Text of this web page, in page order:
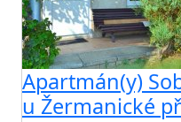
Apartmán(y)
u Žermanické